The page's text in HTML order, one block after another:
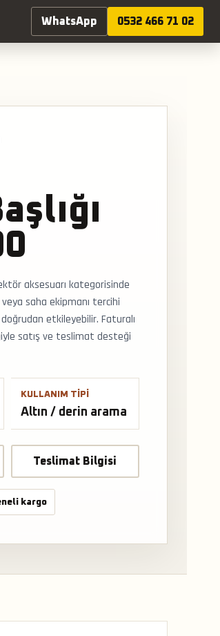
WhatsApp 0532 466 71 02
aksesuarı kategorisinde
saha ekipmanı tercihi
etkileyebilir. Faturalı
satış ve teslimat desteği
KULLANIM TIPI
Altın / derin arama
Teslimat Bilgisi
kargo